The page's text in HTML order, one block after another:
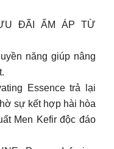
ĐÃI ẤM ÁP TỪ
năng giúp nâng
Essence trả lại
sự kết hợp hài hòa
Men Kefir độc đáo